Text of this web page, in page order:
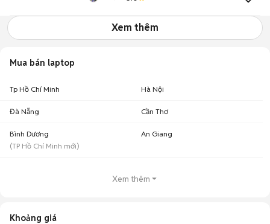
Xem thêm
Mua bán laptop
Tp Hồ Chí Minh Hà Nội
Đà Nẵng Cần Thơ
Bình Dương
(TP Hồ Chí Minh mới)
An Giang
Xem thêm
Khoảng giá